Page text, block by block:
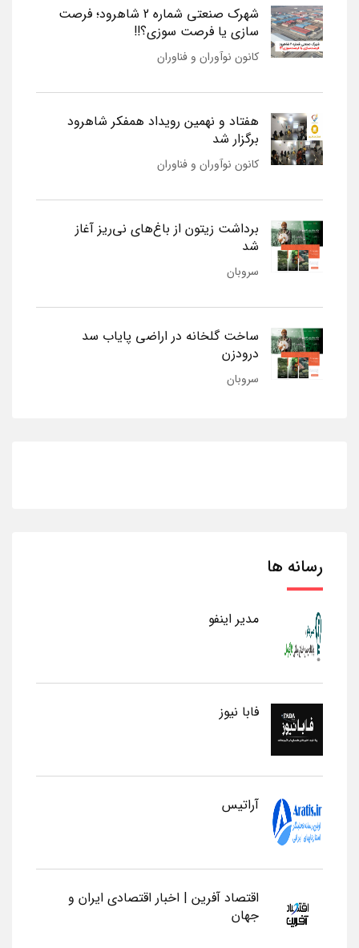
شهرک صنعتی شماره 2 شاهرود؛ فرصت
سازی یا فرصت سوزی؟!!
کانون نوآوران و فناوران
هفتاد و نهمین رویداد همفکر شاهرود
برگزار شد
کانون نوآوران و فناوران
برداشت زیتون از باغ‌های نی‌ریز آغاز
شد
سروبان
ساخت گلخانه در اراضی پایاب سد
درودزن
سروبان
رسانه ها
مدیر اینفو
فابا نیوز
آراتیس
اقتصاد آفرین | اخبار اقتصادی ایران و
جهان